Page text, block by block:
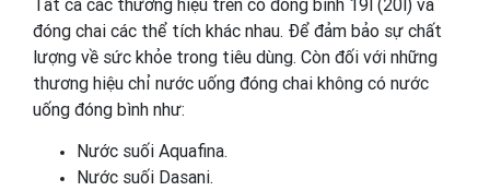
Tất cả các thương hiệu trên có đóng bình 19l (20l) và
đóng chai các thể tích khác nhau. Để đảm bảo sự chất
lượng về sức khỏe trong tiêu dùng. Còn đối với những
thương hiệu chỉ nước uống đóng chai không có nước
uống đóng bình như:
Nước suối Aquafina.
Nước suối Dasani.